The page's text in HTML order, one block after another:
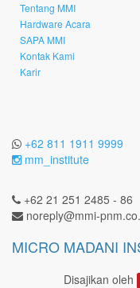
Tentang MMI
Hardware Acara
SAPA MMI
Kontak Kami
Karir
+62 811 1911 9999
mm_institute
+62 21 251 2485 - 86
noreply@mmi-
MICRO MADANI
Disajikan oleh